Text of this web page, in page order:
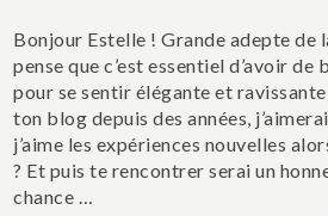
Bonjour Estelle ! Grande adepte de
pense que c’est essentiel d’avoir de
pour se sentir élégante et
ton blog depuis des années,
j’aime les expériences nouvelles
? Et puis te rencontrer serai un
chance …